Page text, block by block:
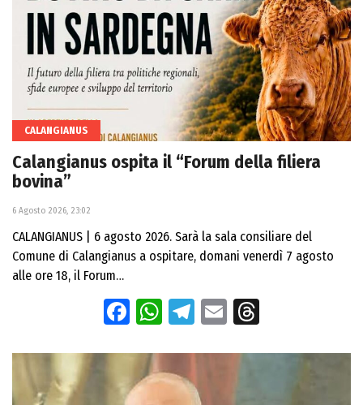
CALANGIANUS
Calangianus ospita il “Forum della filiera
bovina”
6 Agosto 2026, 23:02
CALANGIANUS | 6 agosto 2026. Sarà la sala consiliare del
Comune di Calangianus a ospitare, domani venerdì 7 agosto
alle ore 18, il Forum…
Facebook
WhatsApp
Telegram
Email